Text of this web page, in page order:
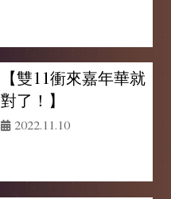
【雙11衝來嘉年華就
對了！】
2022.11.10